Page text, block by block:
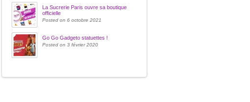
La Sucrerie Paris ouvre sa boutique
officielle
Posted on 6 octobre 2021
Go Go Gadgeto statuettes !
Posted on 3 février 2020